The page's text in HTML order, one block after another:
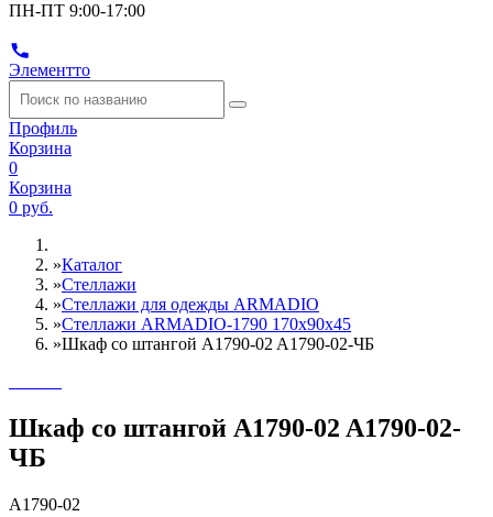
ПН-ПТ 9:00-17:00
Элементто
Профиль
Корзина
0
Корзина
0 руб.
»Каталог
»Стеллажи
»Cтеллажи для одежды ARMADIO
»Стеллажи ARMADIO-1790 170х90х45
»Шкаф со штангой A1790-02 A1790-02-ЧБ
Шкаф со штангой A1790-02 A1790-02-
ЧБ
A1790-02